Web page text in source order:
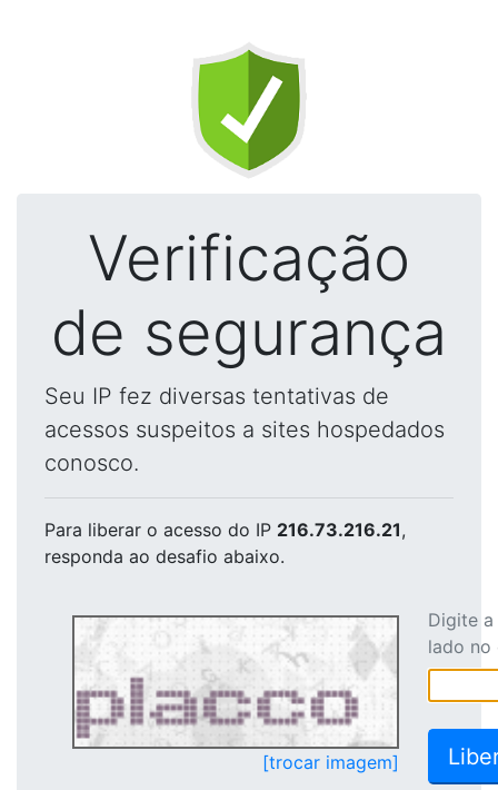
Verificação
de segurança
Seu IP fez diversas tentativas de
acessos suspeitos a sites hospedados
conosco.
Para liberar o acesso do IP 216.73.216.21,
responda ao desafio abaixo.
[trocar imagem]
Digite
lado no